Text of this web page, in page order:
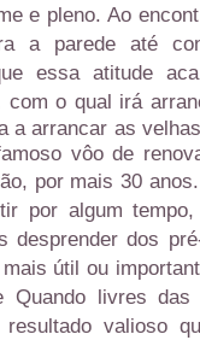
e pleno. Ao
a parede até
essa atitude
com o qual irá
a arrancar as
vôo de
por mais 30
por algum
desprender dos
útil ou
Quando livres
resultado valioso